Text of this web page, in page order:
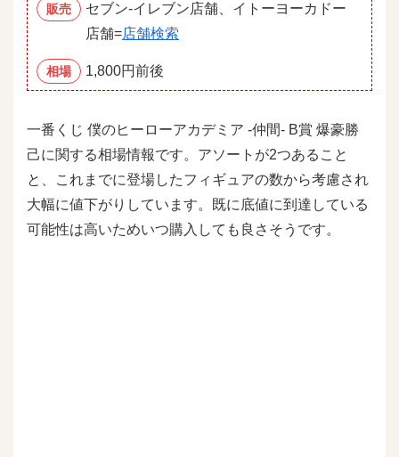
販売
セブン‐イレブン店舗、イトーヨーカドー
店舗=店舗検索
相場 1,800円前後
一番くじ 僕のヒーローアカデミア -仲間- B賞 爆豪勝
己に関する相場情報です。アソートが2つあること
と、これまでに登場したフィギュアの数から考慮され
大幅に値下がりしています。既に底値に到達している
可能性は高いためいつ購入しても良さそうです。